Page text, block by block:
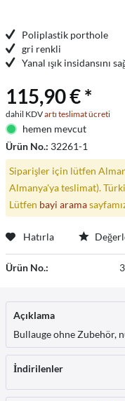
Poliplastik porthole
gri renkli
Yanal ışık insidansını
115,90 € *
dahil KDVartı teslimat ücreti
hemen mevcut
Ürün No.: 32261-1
Siparişler için lütfen
Almanya'ya teslimat).
Lütfen bayi arama
Hatırla
Ürün No.:
Açıklama
Bullauge ohne Zubehör,
İndirilenler